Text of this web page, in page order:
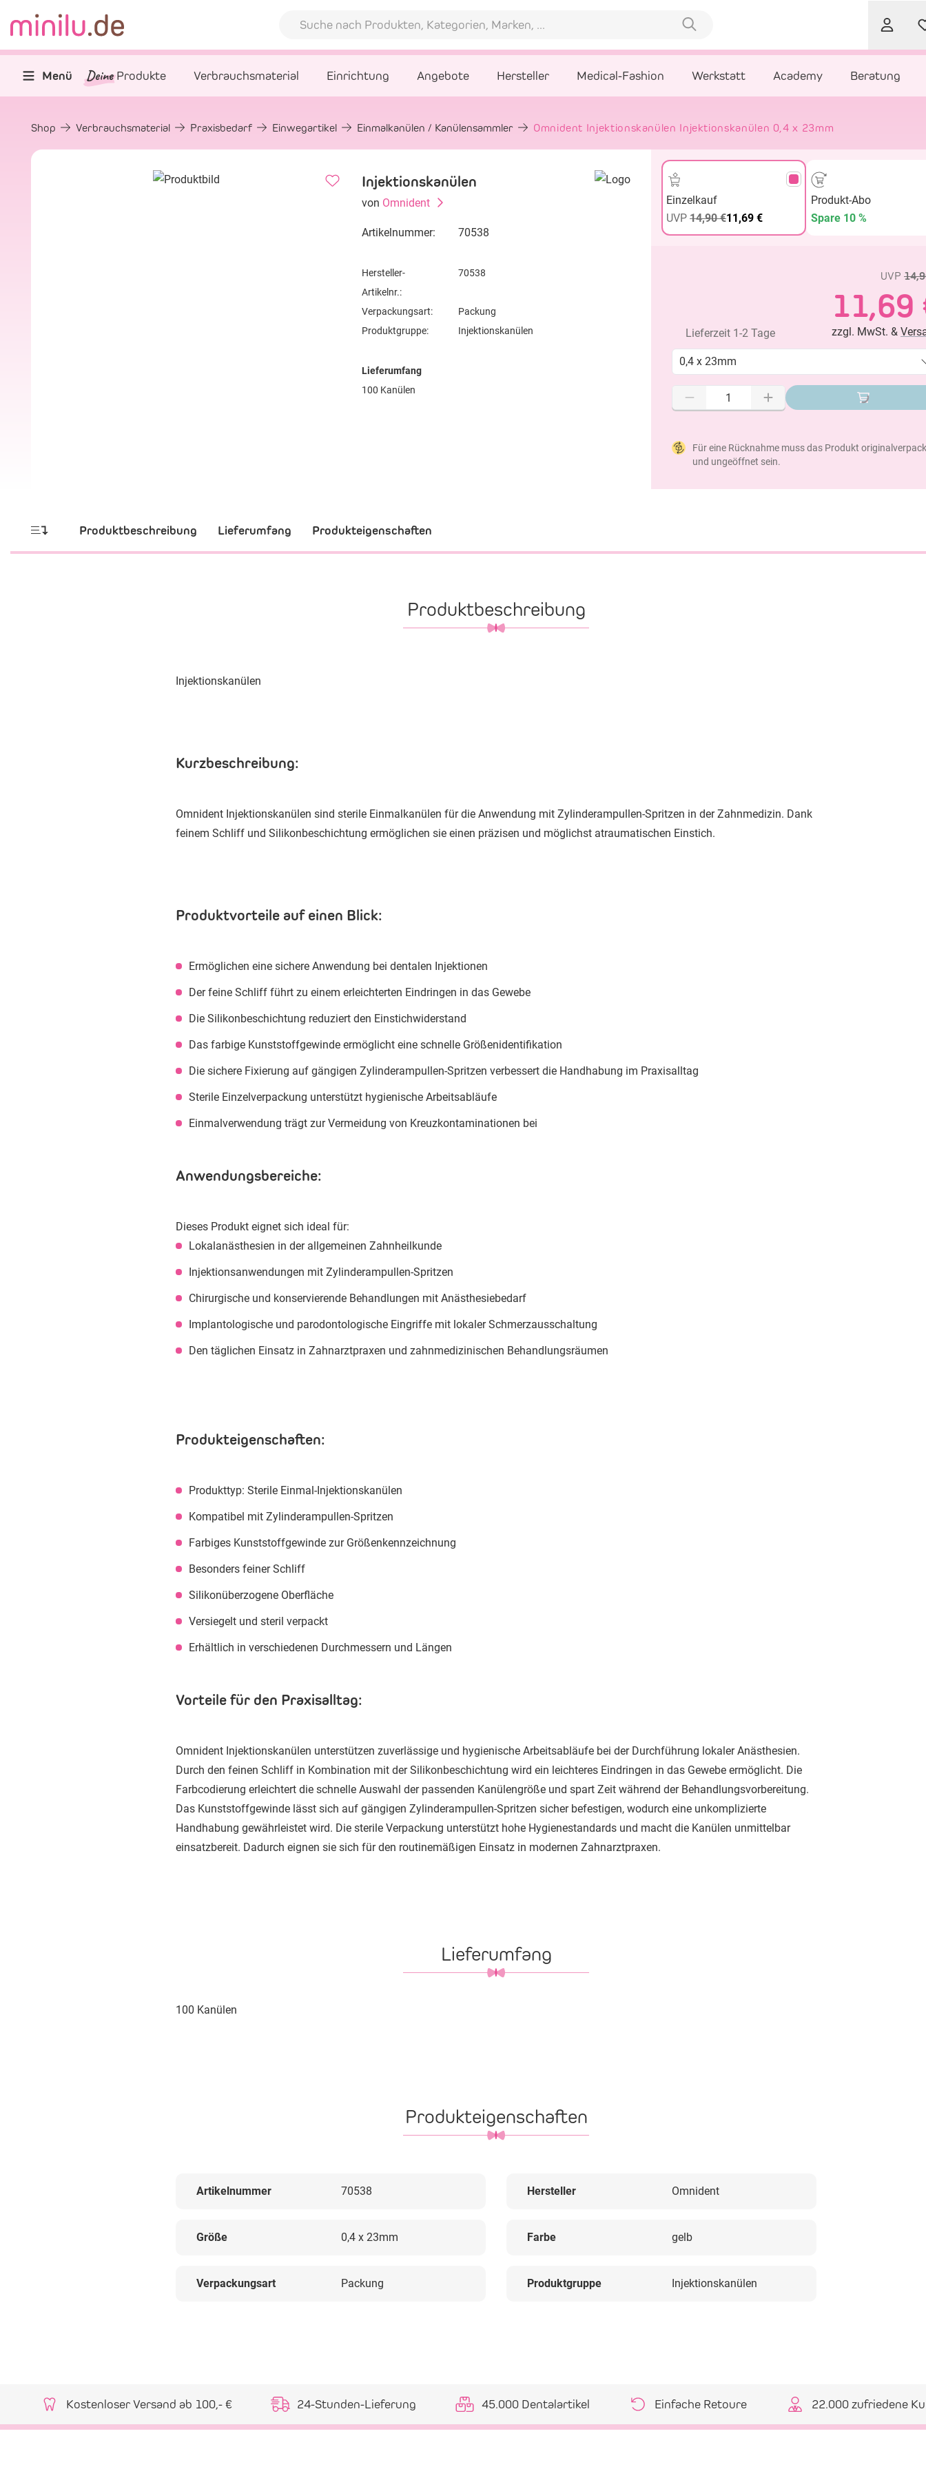
Menü Deine Produkte Verbrauchsmaterial Einrichtung Angebote Hersteller Medical-Fashion Werkstatt Academy Beratung
Shop Verbrauchsmaterial Praxisbedarf Einwegartikel Einmalkanülen / Kanülensammler Omnident Injektionskanülen Injektionskanülen 0,4 x 23mm
Injektionskanülen
von Omnident
Artikelnummer: 70538
Hersteller-
Artikelnr.:
70538
Verpackungsart:
Packung
Produktgruppe:
Injektionskanülen
Lieferumfang
100 Kanülen
Einzelkauf
UVP 14,90 €11,69 €
Produkt-Abo
Spare 10 %
UVP
11,69
Lieferzeit 1-2 Tage zzgl. MwSt. &
0,4 x 23mm
Für eine Rücknahme muss das Produkt
und ungeöffnet sein.
Produktbeschreibung Lieferumfang Produkteigenschaften
Produktbeschreibung
Injektionskanülen
Kurzbeschreibung:
Omnident Injektionskanülen sind sterile Einmalkanülen für die Anwendung mit Zylinderampullen-Spritzen in der Zahnmedizin. Dank
feinem Schliff und Silikonbeschichtung ermöglichen sie einen präzisen und möglichst atraumatischen Einstich.
Produktvorteile auf einen Blick:
Ermöglichen eine sichere Anwendung bei dentalen Injektionen
Der feine Schliff führt zu einem erleichterten Eindringen in das Gewebe
Die Silikonbeschichtung reduziert den Einstichwiderstand
Das farbige Kunststoffgewinde ermöglicht eine schnelle Größenidentifikation
Die sichere Fixierung auf gängigen Zylinderampullen-Spritzen verbessert die Handhabung im Praxisalltag
Sterile Einzelverpackung unterstützt hygienische Arbeitsabläufe
Einmalverwendung trägt zur Vermeidung von Kreuzkontaminationen bei
Anwendungsbereiche:
Dieses Produkt eignet sich ideal für:
Lokalanästhesien in der allgemeinen Zahnheilkunde
Injektionsanwendungen mit Zylinderampullen-Spritzen
Chirurgische und konservierende Behandlungen mit Anästhesiebedarf
Implantologische und parodontologische Eingriffe mit lokaler Schmerzausschaltung
Den täglichen Einsatz in Zahnarztpraxen und zahnmedizinischen Behandlungsräumen
Produkteigenschaften:
Produkttyp: Sterile Einmal-Injektionskanülen
Kompatibel mit Zylinderampullen-Spritzen
Farbiges Kunststoffgewinde zur Größenkennzeichnung
Besonders feiner Schliff
Silikonüberzogene Oberfläche
Versiegelt und steril verpackt
Erhältlich in verschiedenen Durchmessern und Längen
Vorteile für den Praxisalltag:
Omnident Injektionskanülen unterstützen zuverlässige und hygienische Arbeitsabläufe bei der Durchführung lokaler Anästhesien.
Durch den feinen Schliff in Kombination mit der Silikonbeschichtung wird ein leichteres Eindringen in das Gewebe ermöglicht. Die
Farbcodierung erleichtert die schnelle Auswahl der passenden Kanülengröße und spart Zeit während der Behandlungsvorbereitung.
Das Kunststoffgewinde lässt sich auf gängigen Zylinderampullen-Spritzen sicher befestigen, wodurch eine unkomplizierte
Handhabung gewährleistet wird. Die sterile Verpackung unterstützt hohe Hygienestandards und macht die Kanülen unmittelbar
einsatzbereit. Dadurch eignen sie sich für den routinemäßigen Einsatz in modernen Zahnarztpraxen.
Lieferumfang
100 Kanülen
Produkteigenschaften
Artikelnummer 70538 Hersteller Omnident
Größe 0,4 x 23mm Farbe gelb
Verpackungsart Packung Produktgruppe Injektionskanülen
Kostenloser Versand ab 100,- € 24-Stunden-Lieferung 45.000 Dentalartikel Einfache Retoure 22.000 zufriedene